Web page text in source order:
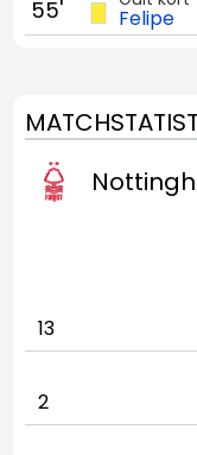
Felipe
55'
13
2